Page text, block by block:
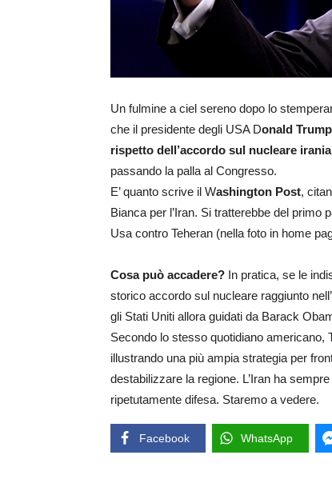
Un fulmine a ciel sereno dopo lo
che il presidente degli USA Donald
rispetto dell’accordo sul nucleare
passando la palla al Congresso.
E’ quanto scrive il Washington Post,
Bianca per l’Iran. Si tratterebbe del
Usa contro Teheran (nella foto in home
Cosa può accadere? In pratica, se le
storico accordo sul nucleare raggiunto
gli Stati Uniti allora guidati da Barack
Secondo lo stesso quotidiano americano,
illustrando una più ampia strategia per
destabilizzare la regione. L’Iran ha
ripetutamente difesa. Staremo a vedere.
Facebook WhatsApp